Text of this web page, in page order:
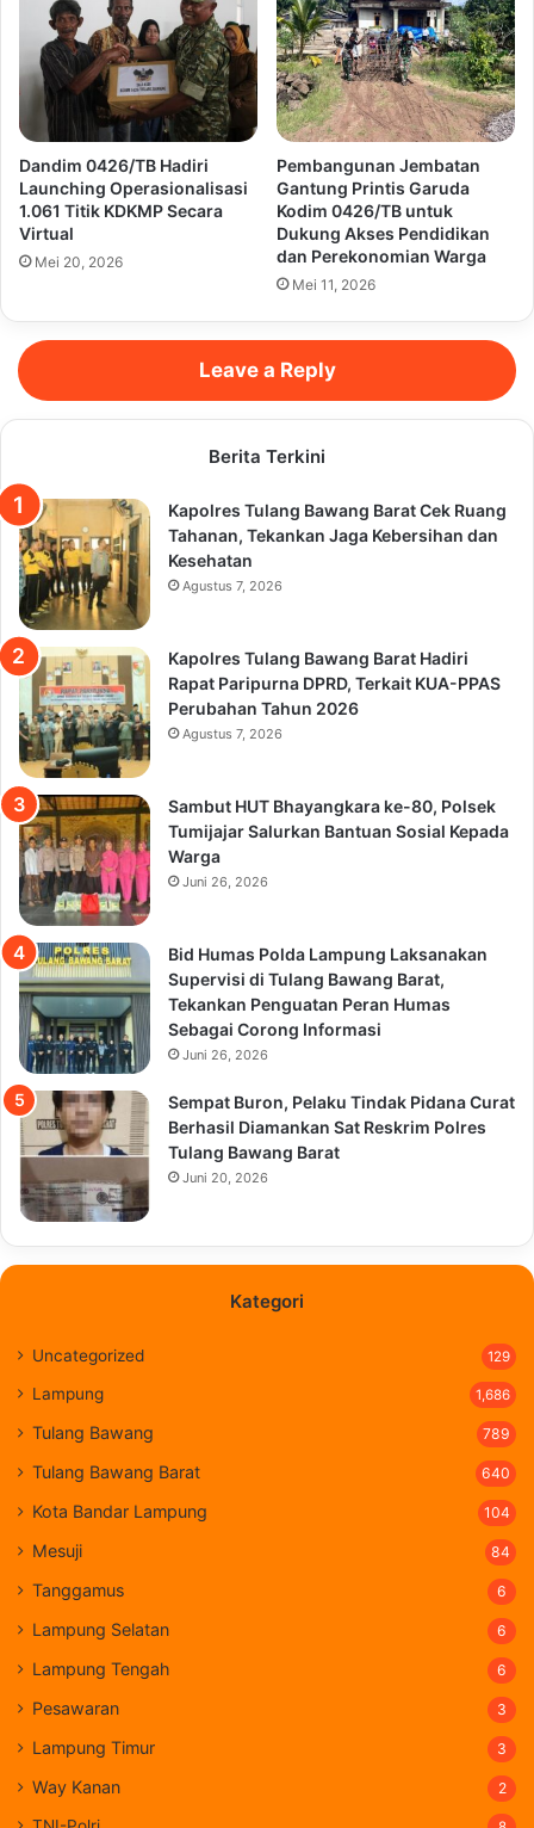
Dandim 0426/TB Hadiri
Launching Operasionalisasi
1.061 Titik KDKMP Secara
Virtual
Mei 20, 2026
Pembangunan Jembatan
Gantung Printis Garuda
Kodim 0426/TB untuk
Dukung Akses Pendidikan
dan Perekonomian Warga
Mei 11, 2026
Leave a Reply
Berita Terkini
Kapolres Tulang Bawang Barat Cek Ruang
Tahanan, Tekankan Jaga Kebersihan dan
Kesehatan
Agustus 7, 2026
Kapolres Tulang Bawang Barat Hadiri
Rapat Paripurna DPRD, Terkait KUA-PPAS
Perubahan Tahun 2026
Agustus 7, 2026
Sambut HUT Bhayangkara ke-80, Polsek
Tumijajar Salurkan Bantuan Sosial Kepada
Warga
Juni 26, 2026
Bid Humas Polda Lampung Laksanakan
Supervisi di Tulang Bawang Barat,
Tekankan Penguatan Peran Humas
Sebagai Corong Informasi
Juni 26, 2026
Sempat Buron, Pelaku Tindak Pidana Curat
Berhasil Diamankan Sat Reskrim Polres
Tulang Bawang Barat
Juni 20, 2026
Kategori
Uncategorized 129
Lampung 1,686
Tulang Bawang 789
Tulang Bawang Barat 640
Kota Bandar Lampung 104
Mesuji 84
Tanggamus 6
Lampung Selatan 6
Lampung Tengah 6
Pesawaran 3
Lampung Timur 3
Way Kanan 2